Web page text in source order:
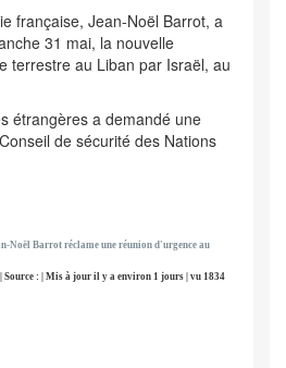
française, Jean-Noël Barrot, a
31 mai, la nouvelle
terrestre au Liban par Israël, au
étrangères a demandé une
de sécurité des Nations
Noël Barrot réclame une réunion d'urgence au
Source : | Mis à jour il y a environ 1 jours | vu 1834